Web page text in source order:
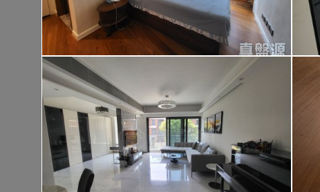
九龍廣場
長沙灣 青山道485號